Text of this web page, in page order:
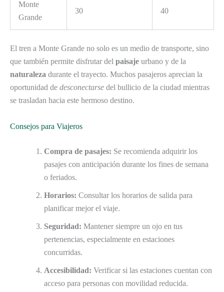
Monte
Grande
30 40
El tren a Monte Grande no solo es un medio de transporte, sino
que también permite disfrutar del paisaje urbano y de la
naturaleza durante el trayecto. Muchos pasajeros aprecian la
oportunidad de desconectarse del bullicio de la ciudad mientras
se trasladan hacia este hermoso destino.
Consejos para Viajeros
Compra de pasajes: Se recomienda adquirir los
pasajes con anticipación durante los fines de semana
o feriados.
Horarios: Consultar los horarios de salida para
planificar mejor el viaje.
Seguridad: Mantener siempre un ojo en tus
pertenencias, especialmente en estaciones
concurridas.
Accesibilidad: Verificar si las estaciones cuentan con
acceso para personas con movilidad reducida.